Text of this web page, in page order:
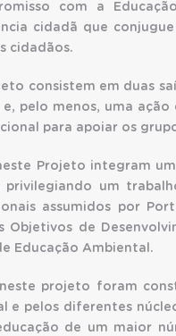
com a
cidadã que
cidadãos.
consistem em duas
e, pelo menos, uma
para apoiar os
Projeto integram
privilegiando um
assumidos por
Objetivos de
Educação Ambiental.
projeto foram
e pelos diferentes
de um maior